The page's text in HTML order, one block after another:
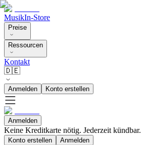
MusikIn-Store
Preise
Ressourcen
Kontakt
🇩🇪
Anmelden Konto erstellen
Anmelden
Keine Kreditkarte nötig. Jederzeit kündbar.
Konto erstellen Anmelden